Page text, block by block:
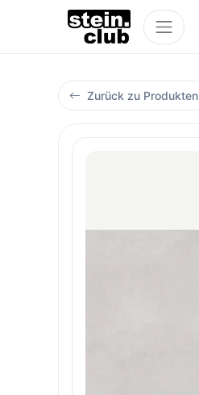
Zurück zu Produkten